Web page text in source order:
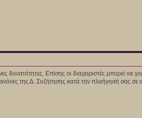
δυνατότητες. Επίσης οι διαχειριστές μπορεί
της Δ. Συζήτησης κατά την πλοήγησή σας σε